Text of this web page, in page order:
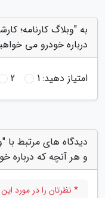
به "وبلاگ کارنامه؛
درباره خودرو می
امتیاز دهید:1
2
دیدگاه های مرتبط با
و هر آنچه که درباره
* نظرتان را در مورد این